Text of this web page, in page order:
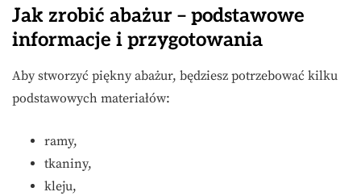
Jak zrobić abażur – podstawowe
informacje i przygotowania
Aby stworzyć piękny abażur, będziesz potrzebować kilku
podstawowych materiałów:
ramy,
tkaniny,
kleju,